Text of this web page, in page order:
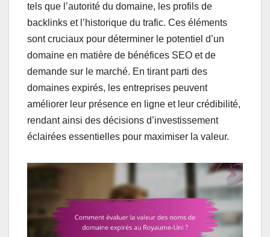
tels que l’autorité du domaine, les profils de
backlinks et l’historique du trafic. Ces éléments
sont cruciaux pour déterminer le potentiel d’un
domaine en matière de bénéfices SEO et de
demande sur le marché. En tirant parti des
domaines expirés, les entreprises peuvent
améliorer leur présence en ligne et leur crédibilité,
rendant ainsi des décisions d’investissement
éclairées essentielles pour maximiser la valeur.